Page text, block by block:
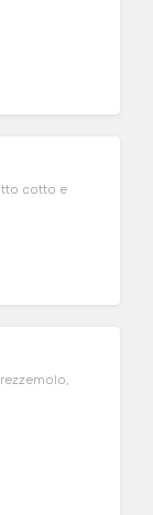
cotto e